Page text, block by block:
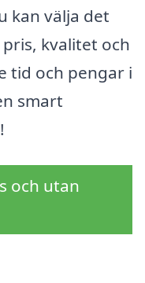
kan välja det
kvalitet och
tid och pengar i
smart
och utan